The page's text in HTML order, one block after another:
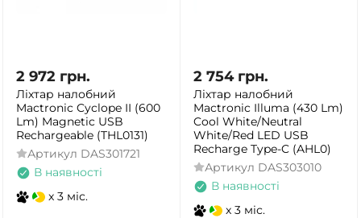
2 972 грн.
Ліхтар налобний
Mactronic Cyclope II (600
Lm) Magnetic USB
Rechargeable (THL0131)
Артикул DAS301721
В наявності
x 3 міс.
2 754 грн.
Ліхтар налобний
Mactronic Illuma (430 Lm)
Cool White/Neutral
White/Red LED USB
Recharge Type-C (AHL0)
Артикул DAS303010
В наявності
x 3 міс.